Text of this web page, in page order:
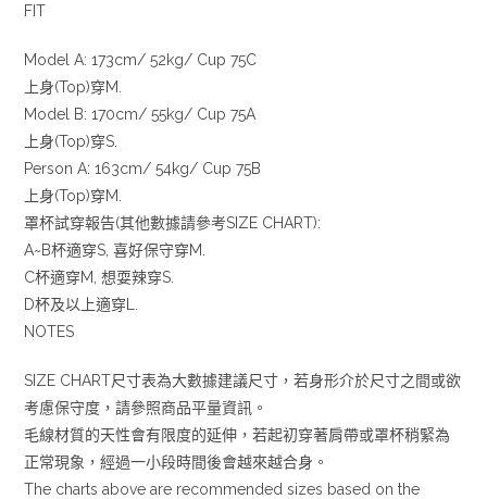
FIT
Model A: 173cm/ 52kg/ Cup 75C
上身(Top)穿M.
Model B: 170cm/ 55kg/ Cup 75A
上身(Top)穿S.
Person A: 163cm/ 54kg/ Cup 75B
上身(Top)穿M.
罩杯試穿報告(其他數據請參考SIZE CHART):
A~B杯適穿S, 喜好保守穿M.
C杯適穿M, 想耍辣穿S.
D杯及以上適穿L.
NOTES
SIZE CHART尺寸表為大數據建議尺寸，若身形介於尺寸之間或欲
考慮保守度，請參照商品平量資訊。
毛線材質的天性會有限度的延伸，若起初穿著肩帶或罩杯稍緊為
正常現象，經過一小段時間後會越來越合身。
The charts above are recommended sizes based on the